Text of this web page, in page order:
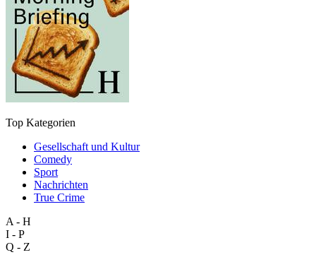
Top Kategorien
Gesellschaft und Kultur
Comedy
Sport
Nachrichten
True Crime
A - H
I - P
Q - Z